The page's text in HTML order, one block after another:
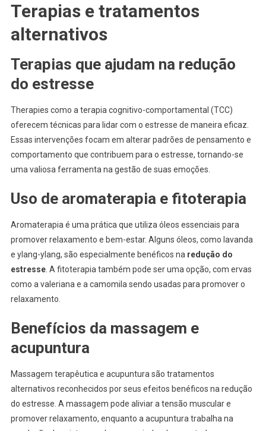
Terapias e tratamentos
alternativos
Terapias que ajudam na redução
do estresse
Therapies como a terapia cognitivo-comportamental (TCC)
oferecem técnicas para lidar com o estresse de maneira eficaz.
Essas intervenções focam em alterar padrões de pensamento e
comportamento que contribuem para o estresse, tornando-se
uma valiosa ferramenta na gestão de suas emoções.
Uso de aromaterapia e fitoterapia
Aromaterapia é uma prática que utiliza óleos essenciais para
promover relaxamento e bem-estar. Alguns óleos, como lavanda
e ylang-ylang, são especialmente benéficos na redução do
estresse. A fitoterapia também pode ser uma opção, com ervas
como a valeriana e a camomila sendo usadas para promover o
relaxamento.
Benefícios da massagem e
acupuntura
Massagem terapêutica e acupuntura são tratamentos
alternativos reconhecidos por seus efeitos benéficos na redução
do estresse. A massagem pode aliviar a tensão muscular e
promover relaxamento, enquanto a acupuntura trabalha na